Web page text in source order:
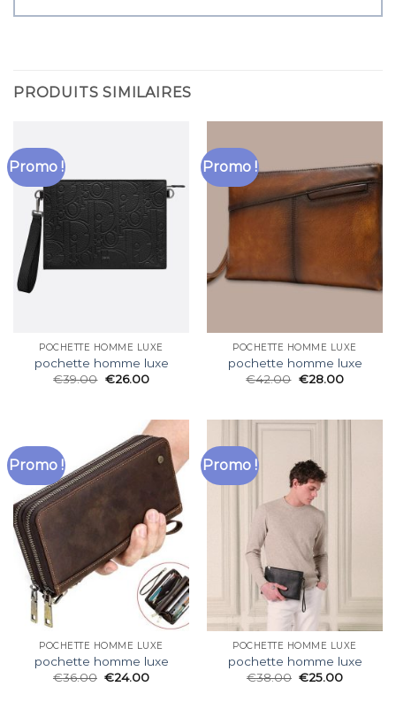
PRODUITS SIMILAIRES
Promo !
POCHETTE HOMME LUXE
pochette homme luxe
€39.00 €26.00
Promo !
POCHETTE HOMME LUXE
pochette homme luxe
€42.00 €28.00
Promo !
POCHETTE HOMME LUXE
pochette homme luxe
€36.00 €24.00
Promo !
POCHETTE HOMME LUXE
pochette homme luxe
€38.00 €25.00